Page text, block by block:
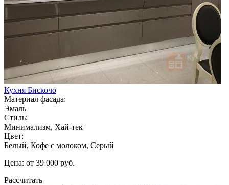
Кухня Бискочо
Материал фасада:
Эмаль
Стиль:
Минимализм, Хай-тек
Цвет:
Белый, Кофе с молоком, Серый
Цена: от 39 000 руб.
Рассчитать